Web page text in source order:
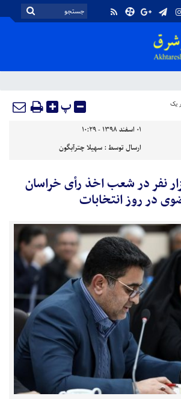
یک پ
۰۱ اسفند ۱۳۹۸ - ۱۰:۲۹
ارسال توسط :سهیلا چترآبگون
۸۰ هزار نفر در شعب اخذ رأی خراسان
در روز انتخابات